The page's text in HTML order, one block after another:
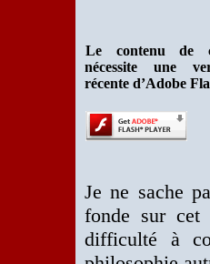
Le contenu de
nécessite une
récente d’Adobe
Je ne sache
fonde sur cet
difficulté à